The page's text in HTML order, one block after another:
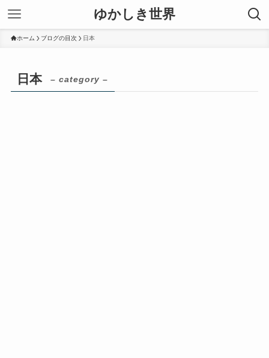
ゆかしき世界
ホーム ブログの目次 日本
日本 – category –